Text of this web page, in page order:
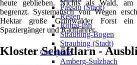
heute geblieben. Nichts als Wald,
begrenzt. Systematisch von Wegen
Hektar große Grünwalder Forst ein
Spaziergänger und Radlfahrer.
Kloster Schäftlarn -
Passau (Stadt)
Regen
Rottal-Inn
Straubing-Bogen
Straubing (Stadt)
Oberpfalz
Amberg-Sulzbach